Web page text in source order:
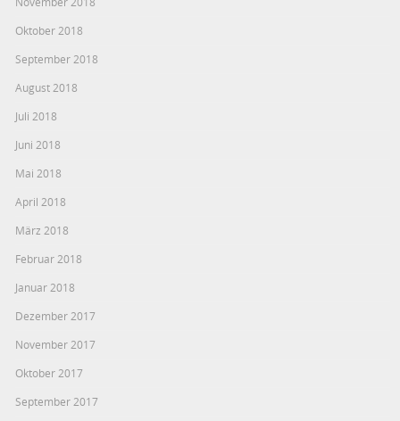
Oktober 2018
September 2018
August 2018
Juli 2018
Juni 2018
Mai 2018
April 2018
März 2018
Februar 2018
Januar 2018
Dezember 2017
November 2017
Oktober 2017
September 2017